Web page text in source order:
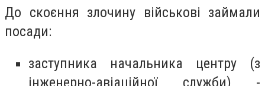
До скоєння злочину військові займали
посади:
заступника начальника центру (з
інженерно-авіаційної служби) -